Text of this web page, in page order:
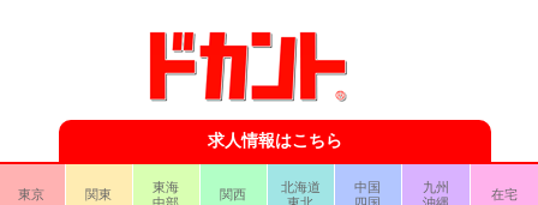
求人情報はこちら
東京 関東
東海
関西
北海道
中国
九州
在宅